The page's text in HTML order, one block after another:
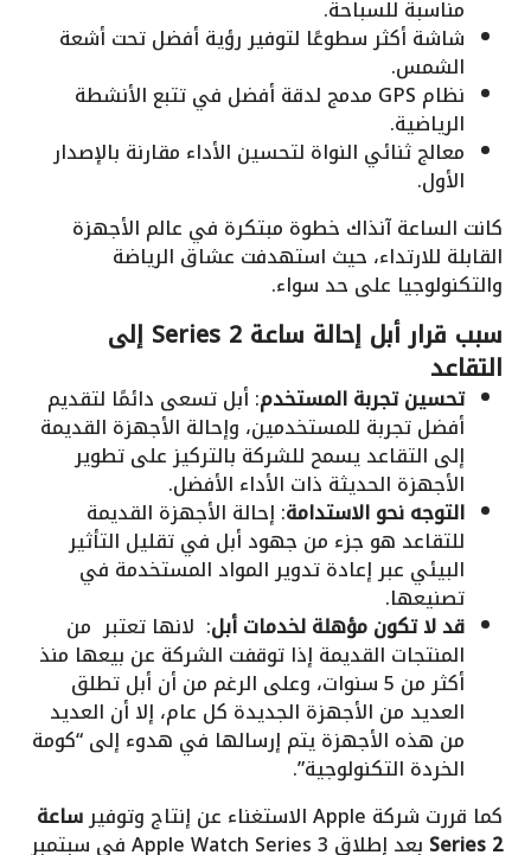
مناسبة للسباحة.
شاشة أكثر سطوعًا لتوفير رؤية أفضل تحت أشعة
الشمس.
نظام GPS مدمج لدقة أفضل في تتبع الأنشطة
الرياضية.
معالج ثنائي النواة لتحسين الأداء مقارنة بالإصدار
الأول.
كانت الساعة آنذاك خطوة مبتكرة في عالم الأجهزة
القابلة للارتداء، حيث استهدفت عشاق الرياضة
والتكنولوجيا على حد سواء.
سبب قرار أبل إحالة ساعة Series 2 إلى
التقاعد
تحسين تجربة المستخدم: أبل تسعى دائمًا لتقديم
أفضل تجربة للمستخدمين، وإحالة الأجهزة القديمة
إلى التقاعد يسمح للشركة بالتركيز على تطوير
الأجهزة الحديثة ذات الأداء الأفضل.
التوجه نحو الاستدامة: إحالة الأجهزة القديمة
للتقاعد هو جزء من جهود أبل في تقليل التأثير
البيئي عبر إعادة تدوير المواد المستخدمة في
تصنيعها.
قد لا تكون مؤهلة لخدمات أبل: لانها تعتبر من
المنتجات القديمة إذا توقفت الشركة عن بيعها منذ
أكثر من 5 سنوات، وعلى الرغم من أن أبل تطلق
العديد من الأجهزة الجديدة كل عام، إلا أن العديد
من هذه الأجهزة يتم إرسالها في هدوء إلى “كومة
الخردة التكنولوجية”.
كما قررت شركة Apple الاستغناء عن إنتاج وتوفير
ساعة
Series 2 بعد إطلاق Apple Watch Series 3 في سبتمبر